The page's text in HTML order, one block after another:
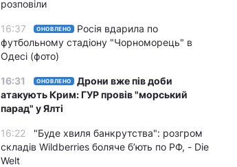
розповіли
16:37 ОНОВЛЕНО
Росія вдарила по
футбольному стадіону "Чорноморець" в
Одесі (фото)
16:31 ОНОВЛЕНО
Дрони вже пів доби
атакують Крим: ГУР провів "морський
парад" у Ялті
16:22
"Буде хвиля банкрутства": розгром
складів Wildberries боляче бʼють по РФ, - Die
Welt